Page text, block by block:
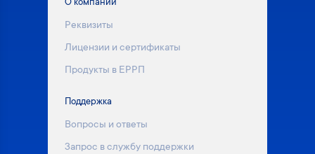
О компании
Реквизиты
Лицензии и сертификаты
Продукты в ЕРРП
Поддержка
Вопросы и ответы
Запрос в службу поддержки